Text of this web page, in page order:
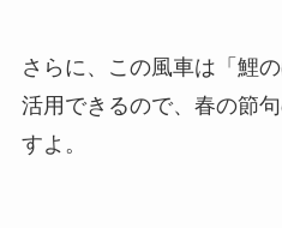
さらに、この風車は「鯉
活用できるので、春の節
すよ。